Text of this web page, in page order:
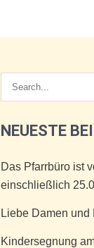
NEUESTE
Das Pfarrbüro ist
einschließlich
Liebe Damen
Kindersegnung